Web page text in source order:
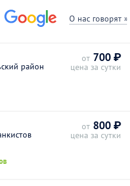
О нас говорят »
район
от 700 ₽
цена за сутки
от 800 ₽
цена за сутки